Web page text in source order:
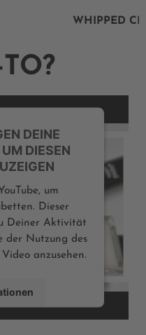
WHIPPED
DEINE
DIESEN
um
Dieser
Deiner Aktivität
der Nutzung des
anzusehen.